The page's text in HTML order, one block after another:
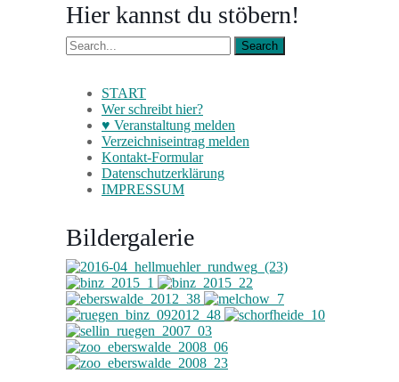
Hier kannst du stöbern!
START
Wer schreibt hier?
♥ Veranstaltung melden
Verzeichniseintrag melden
Kontakt-Formular
Datenschutzerklärung
IMPRESSUM
Bildergalerie